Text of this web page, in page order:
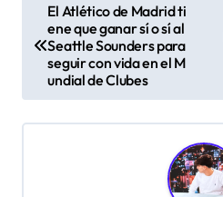
a
e
g
El Atlético de Madrid ti
ene que ganar sí o sí al
Seattle Sounders para
seguir con vida en el M
undial de Clubes